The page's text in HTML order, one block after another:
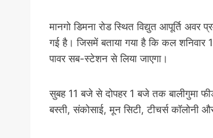
मानगो डिमना रोड स्थित विद्युत आपूर्ति
गई है। जिसमें बताया गया है कि कल शनिवार
पावर सब-स्टेशन से लिया जाएगा।
सुबह 11 बजे से दोपहर 1 बजे तक बालीगुमा
बस्ती, संकोसाई, मून सिटी, टीचर्स कॉलोनी